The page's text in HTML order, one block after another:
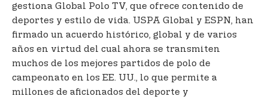
gestiona Global Polo TV, que ofrece contenido de
deportes y estilo de vida. USPA Global y ESPN, han
firmado un acuerdo histórico, global y de varios
años en virtud del cual ahora se transmiten
muchos de los mejores partidos de polo de
campeonato en los EE. UU., lo que permite a
millones de aficionados del deporte y